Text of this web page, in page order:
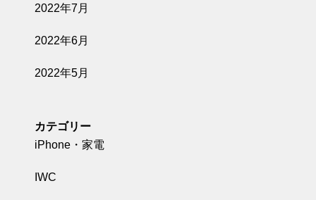
2022年7月
2022年6月
2022年5月
カテゴリー
iPhone・家電
IWC